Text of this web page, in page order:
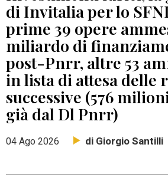
di Invitalia per lo
prime 39 opere
miliardo di
post-Pnrr, altre 53
in lista di attesa delle
successive (576
già dal Dl Pnrr)
04 Ago 2026 di Giorgio Santilli